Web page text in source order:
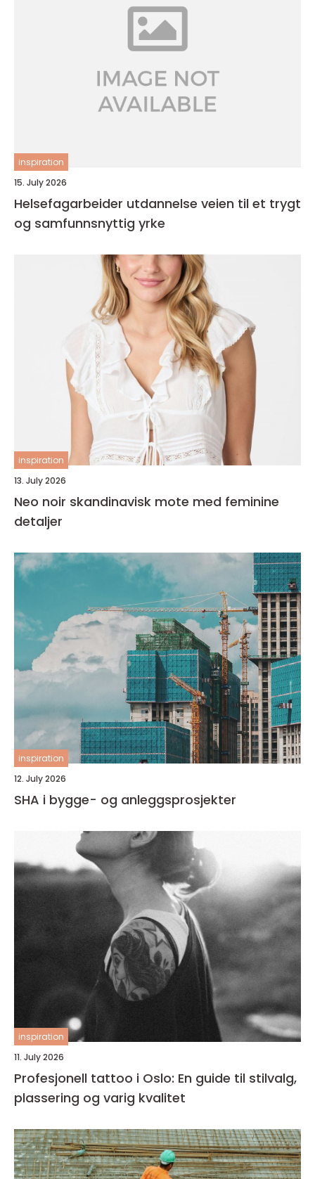
inspiration
15. July 2026
Helsefagarbeider utdannelse veien til et trygt
og samfunnsnyttig yrke
inspiration
13. July 2026
Neo noir skandinavisk mote med feminine
detaljer
inspiration
12. July 2026
SHA i bygge- og anleggsprosjekter
inspiration
11. July 2026
Profesjonell tattoo i Oslo: En guide til stilvalg,
plassering og varig kvalitet